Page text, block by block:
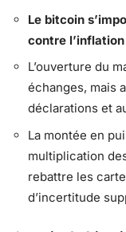
Le bitcoin
contre l’inflation
L’ouverture du
échanges, mais
déclarations et
La montée en
multiplication
rebattre les
d’incertitude